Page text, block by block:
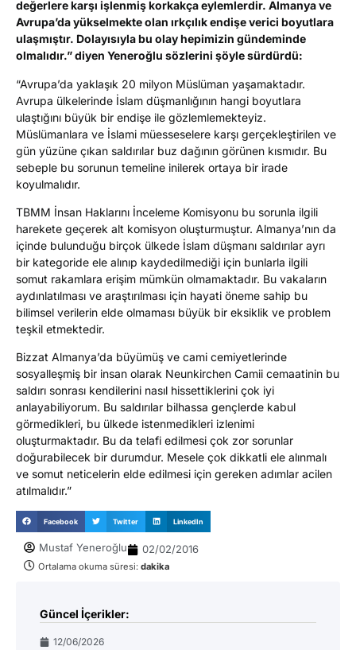
değerlere karşı işlenmiş korkakça eylemlerdir. Almanya ve
Avrupa’da yükselmekte olan ırkçılık endişe verici boyutlara
ulaşmıştır. Dolayısıyla bu olay hepimizin gündeminde
olmalıdır.” diyen Yeneroğlu sözlerini şöyle sürdürdü:
“Avrupa’da yaklaşık 20 milyon Müslüman yaşamaktadır.
Avrupa ülkelerinde İslam düşmanlığının hangi boyutlara
ulaştığını büyük bir endişe ile gözlemlemekteyiz.
Müslümanlara ve İslami müesseselere karşı gerçekleştirilen ve
gün yüzüne çıkan saldırılar buz dağının görünen kısmıdır. Bu
sebeple bu sorunun temeline inilerek ortaya bir irade
koyulmalıdır.
TBMM İnsan Haklarını İnceleme Komisyonu bu sorunla ilgili
harekete geçerek alt komisyon oluşturmuştur. Almanya’nın da
içinde bulunduğu birçok ülkede İslam düşmanı saldırılar ayrı
bir kategoride ele alınıp kaydedilmediği için bunlarla ilgili
somut rakamlara erişim mümkün olmamaktadır. Bu vakaların
aydınlatılması ve araştırılması için hayati öneme sahip bu
bilimsel verilerin elde olmaması büyük bir eksiklik ve problem
teşkil etmektedir.
Bizzat Almanya’da büyümüş ve cami cemiyetlerinde
sosyalleşmiş bir insan olarak Neunkirchen Camii cemaatinin bu
saldırı sonrası kendilerini nasıl hissettiklerini çok iyi
anlayabiliyorum. Bu saldırılar bilhassa gençlerde kabul
görmedikleri, bu ülkede istenmedikleri izlenimi
oluşturmaktadır. Bu da telafi edilmesi çok zor sorunlar
doğurabilecek bir durumdur. Mesele çok dikkatli ele alınmalı
ve somut neticelerin elde edilmesi için gereken adımlar acilen
atılmalıdır.”
Facebook Twitter LinkedIn
Mustaf Yeneroğlu 02/02/2016
Ortalama okuma süresi: dakika
Güncel İçerikler:
12/06/2026